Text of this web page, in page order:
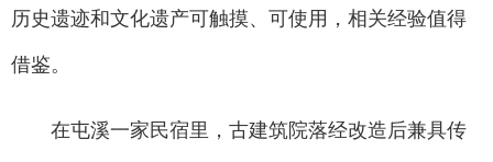
历史遗迹和文化遗产可触摸、可使用，相关经验值得
借鉴。
在屯溪一家民宿里，古建筑院落经改造后兼具传